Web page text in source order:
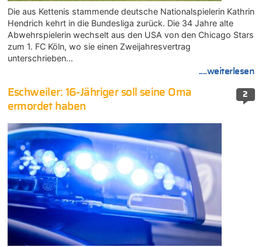
Die aus Kettenis stammende deutsche Nationalspielerin Kathrin
Hendrich kehrt in die Bundesliga zurück. Die 34 Jahre alte
Abwehrspielerin wechselt aus den USA von den Chicago Stars
zum 1. FC Köln, wo sie einen Zweijahresvertrag
unterschrieben…
....weiterlesen
2
Eschweiler: 16-Jähriger soll seine Oma
ermordet haben